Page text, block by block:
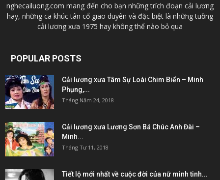
nghecailuong.com mang đến cho bạn những trích đoạn cải lương
hay, những ca khúc tân cổ giao duyên và đặc biệt là những tuồng
cải lương xưa 1975 hay không thể nào bỏ qua
POPULAR POSTS
Cải lương xưa Tâm Sự Loài Chim Biển – Minh
Phụng,...
Tháng Năm 24, 2018
Cải lương xưa Lương Sơn Bá Chúc Anh Đài –
Minh...
Tháng Tư 11, 2018
Tiết lộ mới nhất về cuộc đời của nữ minh tinh...